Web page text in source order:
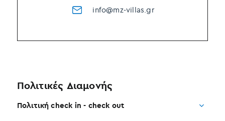
info@mz-villas.gr
Πολιτικές Διαμονής
Πολιτική check in - check out